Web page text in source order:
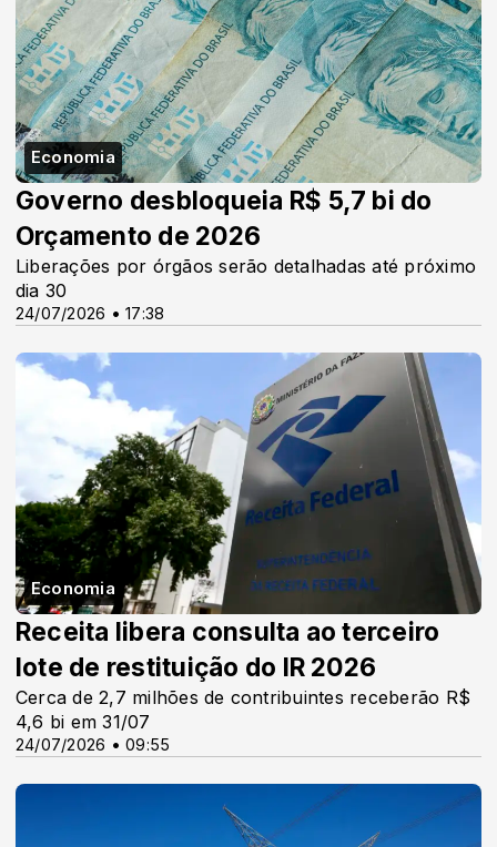
Economia
24/07/2026 • 17:38
Governo desbloqueia R$ 5,7 bi do
Orçamento de 2026
Liberações por órgãos serão detalhadas até próximo
dia 30
Economia
24/07/2026 • 09:55
Receita libera consulta ao terceiro
lote de restituição do IR 2026
Cerca de 2,7 milhões de contribuintes receberão R$
4,6 bi em 31/07